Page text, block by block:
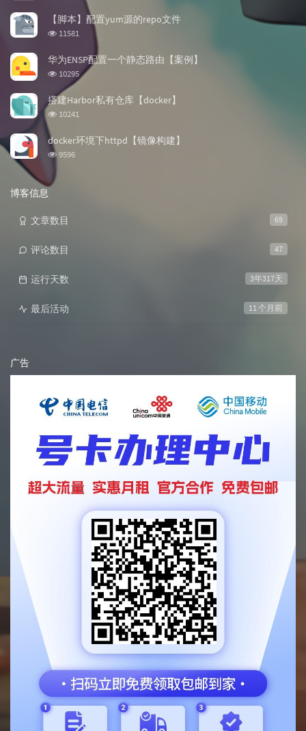
次
数:
【脚本】配置yum源的repo文件
浏
次
数:
11581
华为ENSP配置一个静态路由【案例】
浏
览
次
数:
10295
搭建Harbor私有仓库【docker】
浏
次
10241
docker环境下httpd【镜像构建】
浏
9596
博客信息
69
文章数目
47
评论数目
3年317天
运行天数
11 个月前
最后活动
广告